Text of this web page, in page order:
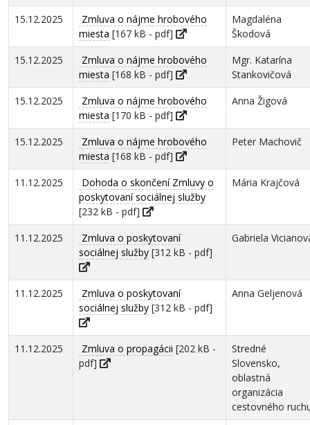
15.12.2025
Zmluva o nájme hrobového
miesta [167 kB - pdf]
Magdaléna
Škodová
15.12.2025
Zmluva o nájme hrobového
miesta [168 kB - pdf]
Mgr. Katarína
Stankovičová
15.12.2025
Zmluva o nájme hrobového
miesta [170 kB - pdf]
Anna Žigová
15.12.2025
Zmluva o nájme hrobového
miesta [168 kB - pdf]
Peter Machovič
11.12.2025
Dohoda o skončení Zmluvy o
poskytovaní sociálnej služby
[232 kB - pdf]
Mária Krajčová
11.12.2025
Zmluva o poskytovaní
sociálnej služby [312 kB - pdf]
Gabriela
11.12.2025
Zmluva o poskytovaní
sociálnej služby [312 kB - pdf]
Anna Geljenová
11.12.2025 Zmluva o propagácii [202 kB -
pdf]
Stredné
Slovensko,
oblastná
organizácia
cestovného